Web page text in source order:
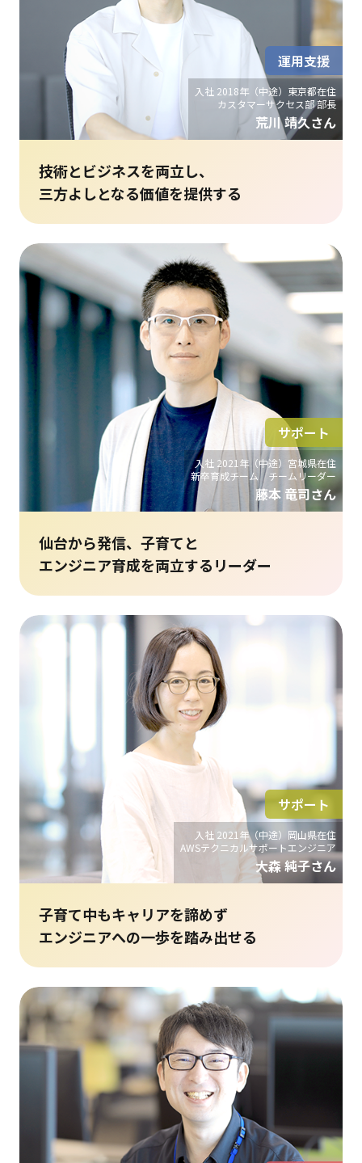
入社 2018年（中途）東京都在住
カスタマーサクセス部 部長
荒川 靖久さん
運用支援
技術とビジネスを両立し、
三方よしとなる価値を提供する
入社 2021年（中途）宮城県在住
新卒育成チーム チームリーダー
藤本 竜司さん
サポート
仙台から発信、子育てと
エンジニア育成を両立するリーダー
入社 2021年（中途）岡山県在住
AWSテクニカルサポートエンジニア
大森 純子さん
サポート
子育て中もキャリアを諦めず
エンジニアへの一歩を踏み出せる